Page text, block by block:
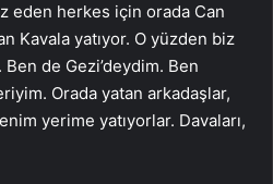
eden herkes için orada Can
Kavala yatıyor. O yüzden biz
de Gezi’deydim. Ben
Orada yatan arkadaşlar,
yerime yatıyorlar. Davaları,